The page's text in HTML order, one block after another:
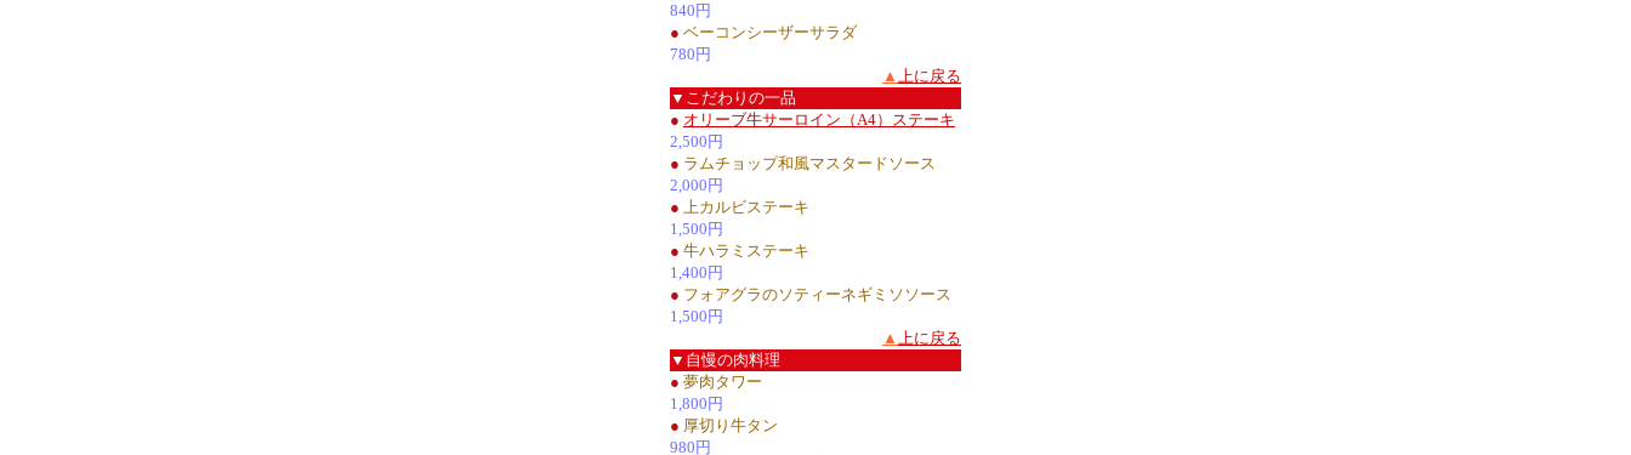
840円
● ベーコンシーザーサラダ
780円
▲ 上に戻る
▼こだわりの一品
● オリーブ牛サーロイン（A4）ステーキ
2,500円
● ラムチョップ和風マスタードソース
2,000円
● 上カルビステーキ
1,500円
● 牛ハラミステーキ
1,400円
● フォアグラのソティーネギミソソース
1,500円
▲ 上に戻る
▼自慢の肉料理
● 夢肉タワー
1,800円
● 厚切り牛タン
980円